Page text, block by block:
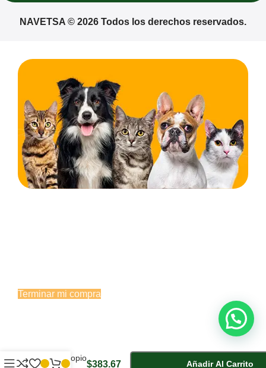
NAVETSA © 2026 Todos los derechos reservados.
Terminar mi compra
Estetoscopio
$383.67 Añadir Al Carrito